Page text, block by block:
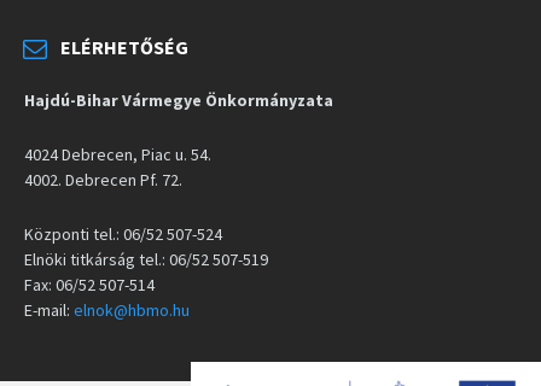
ELÉRHETŐSÉG
Hajdú-Bihar Vármegye Önkormányzata
4024 Debrecen, Piac u. 54.
4002. Debrecen Pf. 72.
Központi tel.: 06/52 507-524
Elnöki titkárság tel.: 06/52 507-519
Fax: 06/52 507-514
E-mail: elnok@hbmo.hu